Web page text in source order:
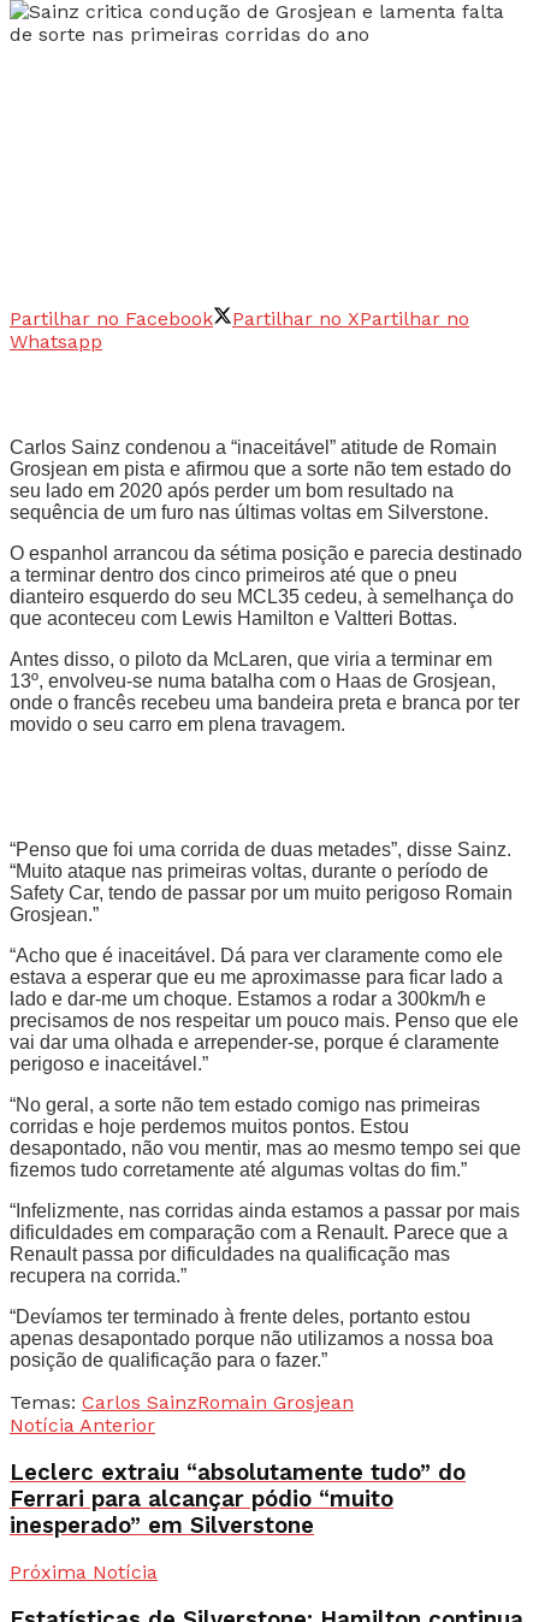
Partilhar no Facebook Partilhar no XPartilhar no
Whatsapp
Carlos Sainz condenou a “inaceitável” atitude de Romain
Grosjean em pista e afirmou que a sorte não tem estado do
seu lado em 2020 após perder um bom resultado na
sequência de um furo nas últimas voltas em Silverstone.
O espanhol arrancou da sétima posição e parecia destinado
a terminar dentro dos cinco primeiros até que o pneu
dianteiro esquerdo do seu MCL35 cedeu, à semelhança do
que aconteceu com Lewis Hamilton e Valtteri Bottas.
Antes disso, o piloto da McLaren, que viria a terminar em
13º, envolveu-se numa batalha com o Haas de Grosjean,
onde o francês recebeu uma bandeira preta e branca por ter
movido o seu carro em plena travagem.
“Penso que foi uma corrida de duas metades”, disse Sainz.
“Muito ataque nas primeiras voltas, durante o período de
Safety Car, tendo de passar por um muito perigoso Romain
Grosjean.”
“Acho que é inaceitável. Dá para ver claramente como ele
estava a esperar que eu me aproximasse para ficar lado a
lado e dar-me um choque. Estamos a rodar a 300km/h e
precisamos de nos respeitar um pouco mais. Penso que ele
vai dar uma olhada e arrepender-se, porque é claramente
perigoso e inaceitável.”
“No geral, a sorte não tem estado comigo nas primeiras
corridas e hoje perdemos muitos pontos. Estou
desapontado, não vou mentir, mas ao mesmo tempo sei que
fizemos tudo corretamente até algumas voltas do fim.”
“Infelizmente, nas corridas ainda estamos a passar por mais
dificuldades em comparação com a Renault. Parece que a
Renault passa por dificuldades na qualificação mas
recupera na corrida.”
“Devíamos ter terminado à frente deles, portanto estou
apenas desapontado porque não utilizamos a nossa boa
posição de qualificação para o fazer.”
Temas: Carlos SainzRomain Grosjean
Notícia Anterior
Leclerc extraiu “absolutamente tudo” do
Ferrari para alcançar pódio “muito
inesperado” em Silverstone
Próxima Notícia